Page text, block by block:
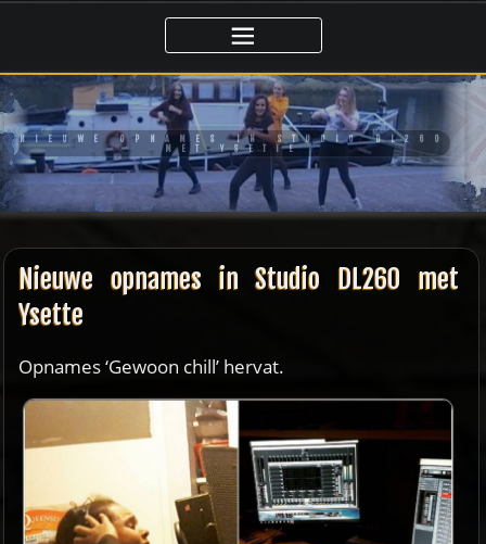
de
inhoud
NIEUWE OPNAMES IN STUDIO DL260
MET YSETTE
Nieuwe opnames in Studio DL260 met
Ysette
Opnames ‘Gewoon chill’ hervat.